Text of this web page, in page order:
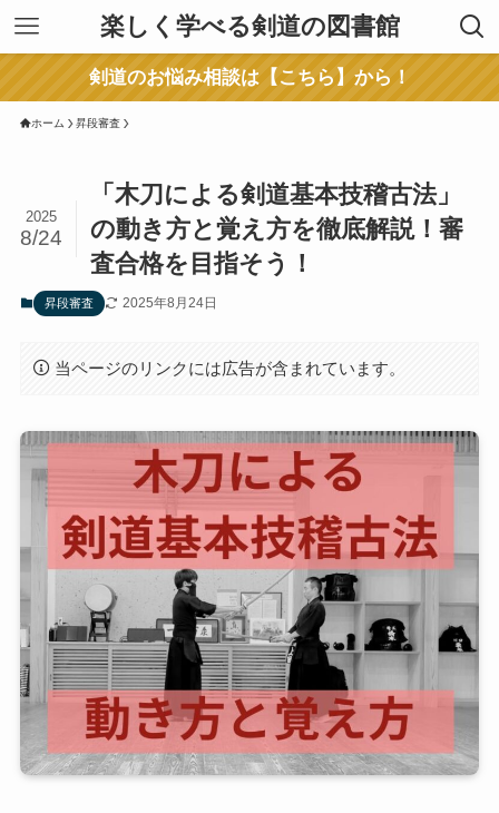
楽しく学べる剣道の図書館
剣道のお悩み相談は【こちら】から！
ホーム 昇段審査
「木刀による剣道基本技稽古法」
の動き方と覚え方を徹底解説！審
査合格を目指そう！
2025
8/24
昇段審査 2025年8月24日
当ページのリンクには広告が含まれています。